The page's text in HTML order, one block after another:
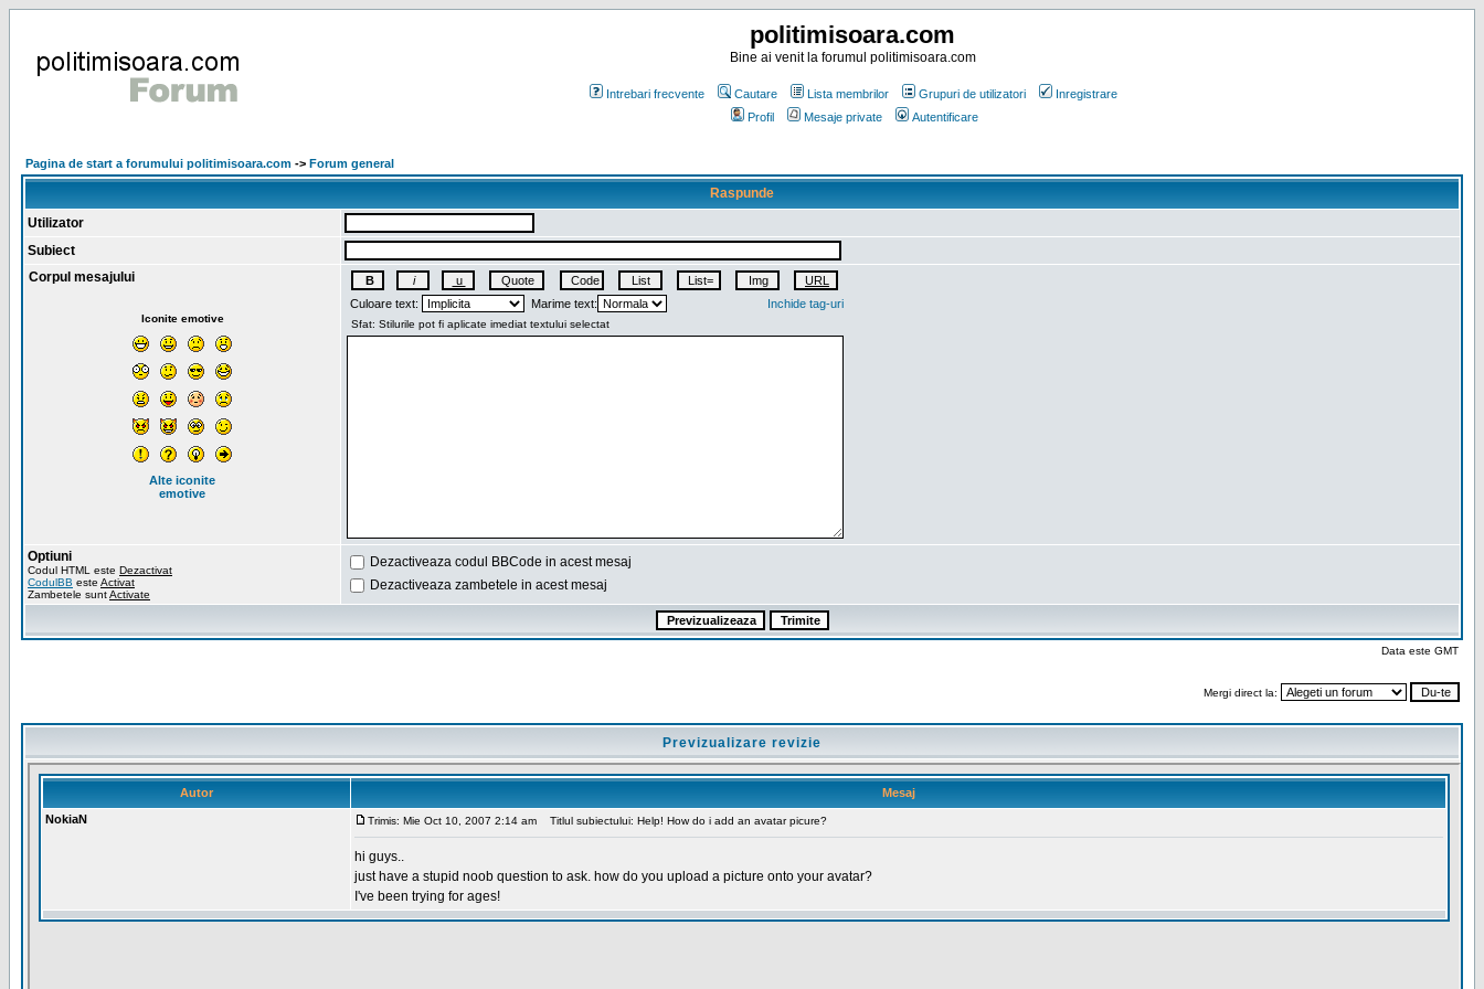
politimisoara.com
Bine ai venit la forumul politimisoara.com
Intrebari frecvente Cautare Lista membrilor Grupuri de utilizatori
Inregistrare
Profil
Mesaje private Autentificare
Pagina de start a forumului politimisoara.com -> Forum general
Raspunde
Utilizator
Subiect
Corpul mesajului
Iconite emotive
Alte iconite
emotive
Culoare text: Marime text: Inchide tag-uri
Optiuni
Codul HTML este Dezactivat
CodulBB este Activat
Zambetele suntActivate
Dezactiveaza codul BBCode in acest mesaj
Dezactiveaza zambetele in acest mesaj
Data este GMT
Mergi direct la:
Previzualizare revizie